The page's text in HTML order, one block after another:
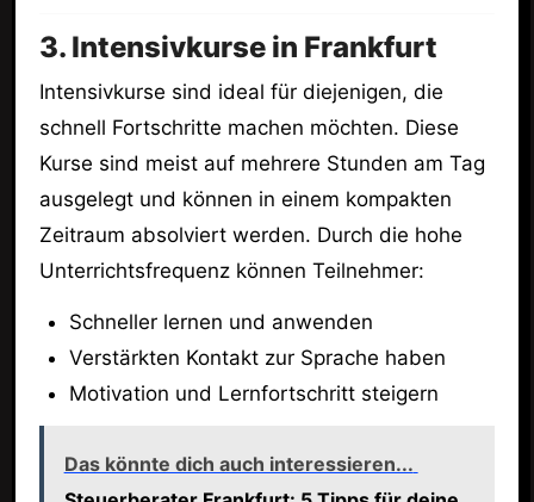
3. Intensivkurse in Frankfurt
Intensivkurse sind ideal für diejenigen, die
schnell Fortschritte machen möchten. Diese
Kurse sind meist auf mehrere Stunden am Tag
ausgelegt und können in einem kompakten
Zeitraum absolviert werden. Durch die hohe
Unterrichtsfrequenz können Teilnehmer:
Schneller lernen und anwenden
Verstärkten Kontakt zur Sprache haben
Motivation und Lernfortschritt steigern
Das könnte dich auch interessieren...